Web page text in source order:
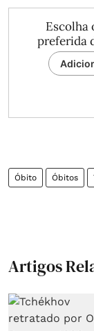
Escolha
preferida
Óbito Óbitos
Artigos